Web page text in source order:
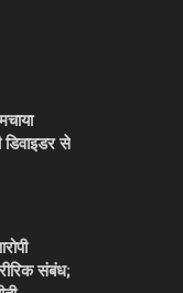
डिवाइडर से
संबंध;